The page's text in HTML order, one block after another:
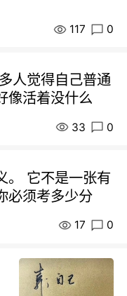
117 0
人觉得自己普通
像活着没什么
33 0
。 它不是一张有
必须考多少分
17 0